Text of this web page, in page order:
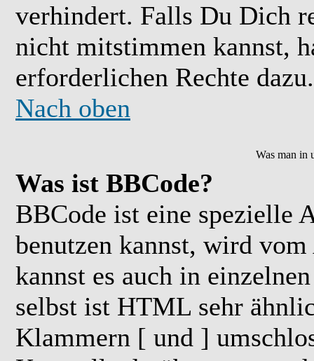
verhindert. Falls Du Dich
nicht mitstimmen kannst,
erforderlichen Rechte dazu.
Nach oben
Was man in
Was ist BBCode?
BBCode ist eine spezielle
benutzen kannst, wird
kannst es auch in
selbst ist HTML sehr
Klammern [ und ]